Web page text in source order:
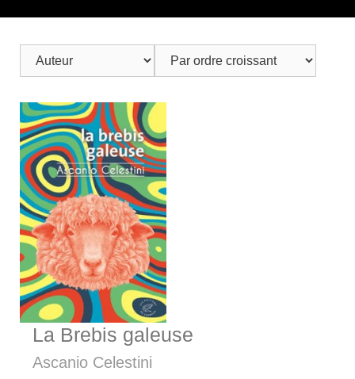
La Brebis galeuse
Ascanio Celestini